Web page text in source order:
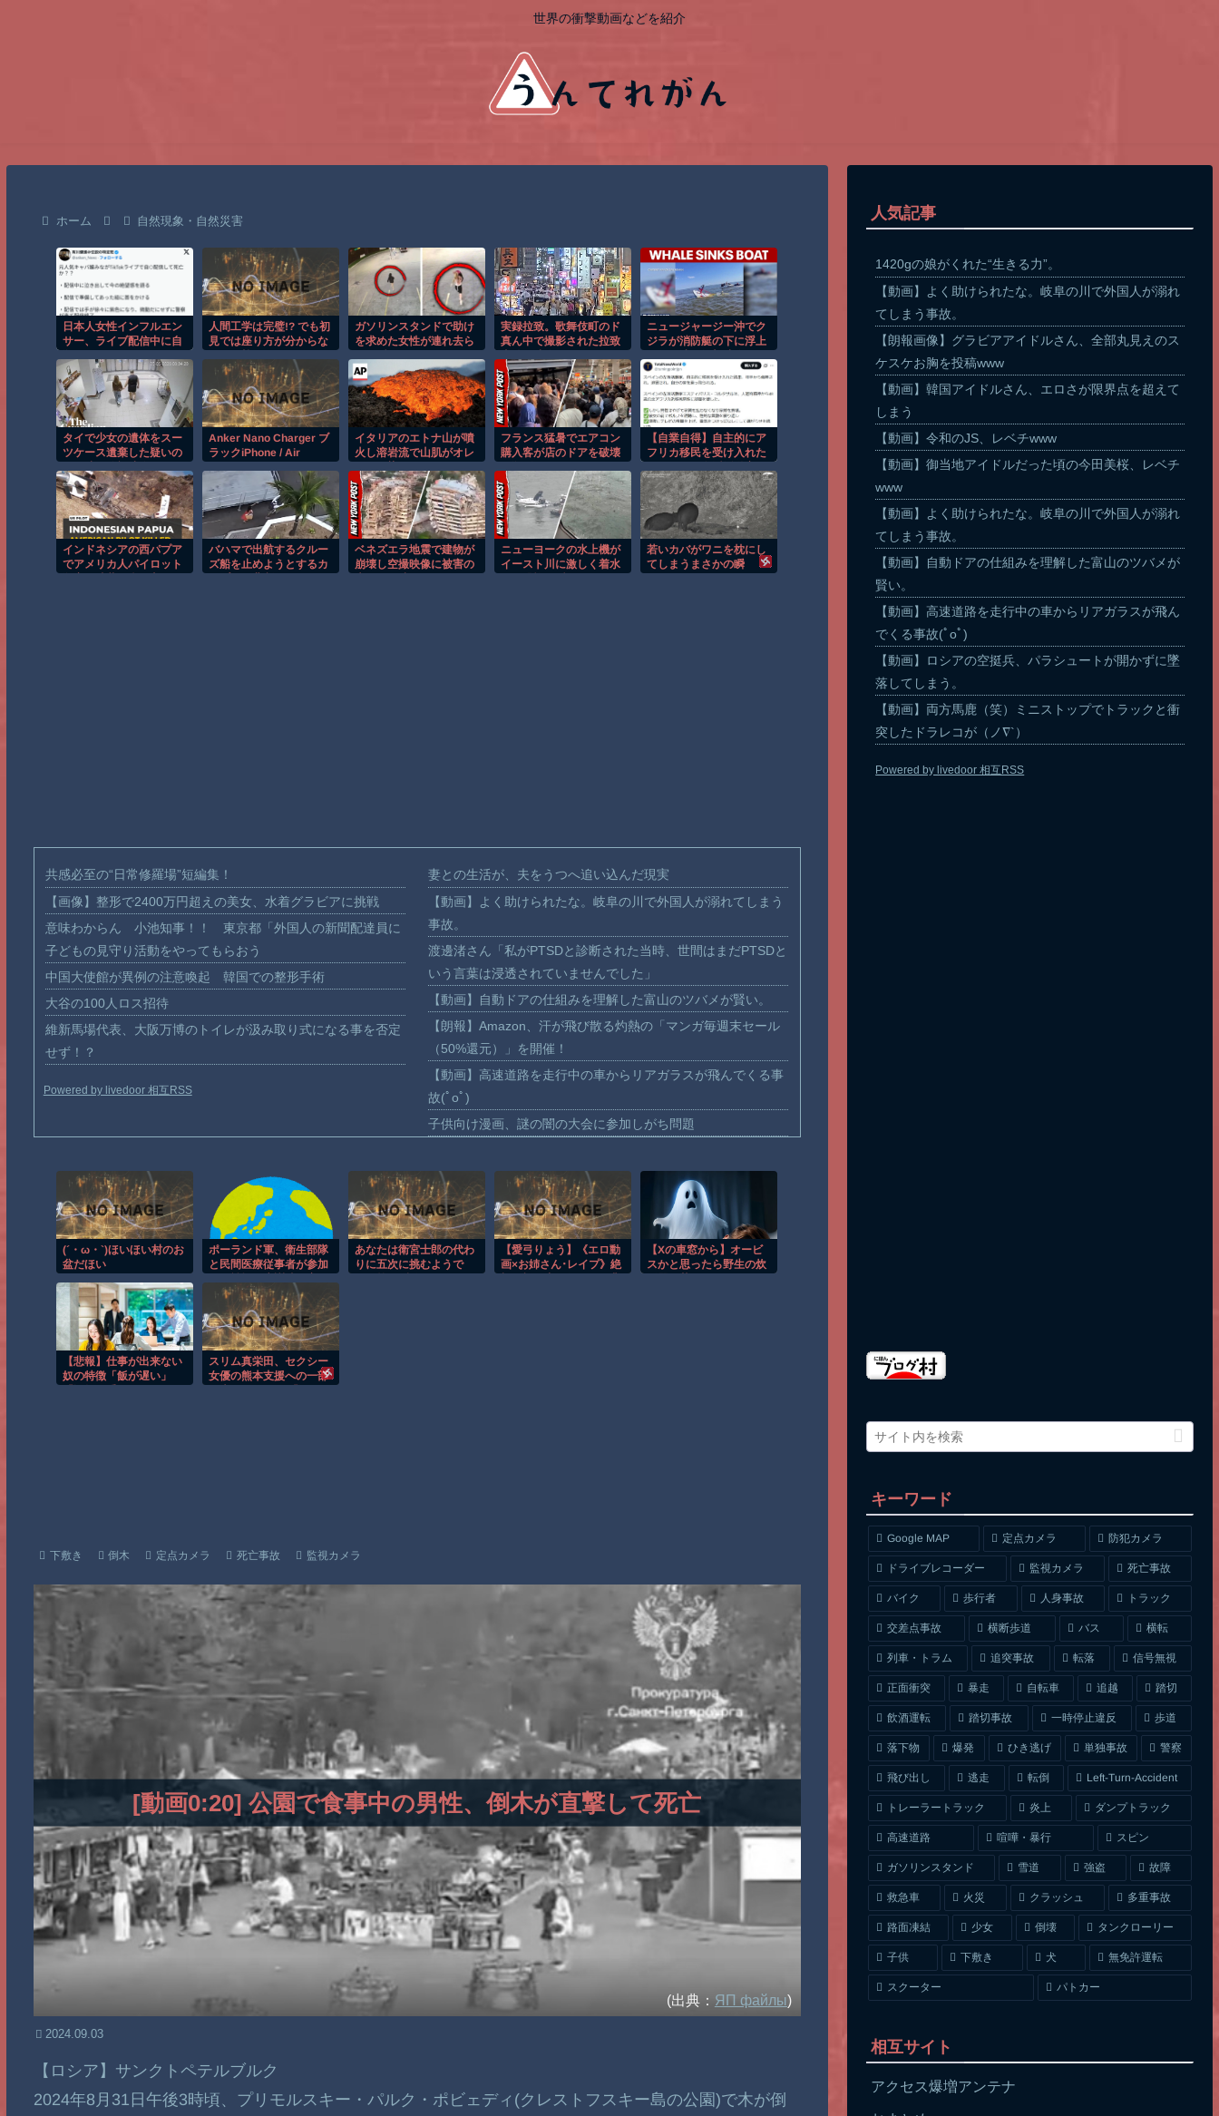
世界の衝撃動画などを紹介
ホーム 自然現象・自然災害
日本人女性インフルエン
サー、ライブ配信中に自
人間工学は完璧!? でも初
見では座り方が分からな
ガソリンスタンドで助け
を求めた女性が連れ去ら
実録拉致。歌舞伎町のド
真ん中で撮影された拉致
ニュージャージー沖でク
ジラが消防艇の下に浮上
タイで少女の遺体をスー
ツケース遺棄した疑いの
Anker Nano Charger ブ
ラックiPhone / Air
iPad Android スマートフ
ォン ノートPC その他機
器対応
イタリアのエトナ山が噴
火し溶岩流で山肌がオレ
フランス猛暑でエアコン
購入客が店のドアを破壊
【自業自得】自主的にア
フリカ移民を受け入れた
末路
インドネシアの西パプア
でアメリカ人パイロット
バハマで出航するクルー
ズ船を止めようとするカ
ベネズエラ地震で建物が
崩壊し空撮映像に被害の
ニューヨークの水上機が
イースト川に激しく着水
若いカバがワニを枕にし
てしまうまさかの瞬
共感必至の“日常修羅場”短編集！
【画像】整形で2400万円超えの美女、水着グラビアに挑戦
意味わからん 小池知事！！ 東京都「外国人の新聞配達員に
子どもの見守り活動をやってもらおう
中国大使館が異例の注意喚起 韓国での整形手術
大谷の100人ロス招待
維新馬場代表、大阪万博のトイレが汲み取り式になる事を否定
せず！？
Powered by livedoor 相互RSS
妻との生活が、夫をうつへ追い込んだ現実
【動画】よく助けられたな。岐阜の川で外国人が溺れてしまう
事故。
渡邊渚さん「私がPTSDと診断された当時、世間はまだPTSDと
いう言葉は浸透されていませんでした」
【動画】自動ドアの仕組みを理解した富山のツバメが賢い。
【朗報】Amazon、汗が飛び散る灼熱の「マンガ毎週末セール
（50%還元）」を開催！
【動画】高速道路を走行中の車からリアガラスが飛んでくる事
故(ﾟoﾟ)
子供向け漫画、謎の闇の大会に参加しがち問題
まう。
【動画】両方馬鹿（笑）ミニストップでトラックと衝突したド
ラレコが（ノ∇`）
【朗報】大人気漫画「GANTZ」がAmazonでなんと全巻100円
ｗｗｗｗｗｗ
(´・ω・`)ほいほい村のお
盆だほい
ポーランド軍、衛生部隊
と民間医療従事者が参加
施！
あなたは衛宮士郎の代わ
りに五次に挑むようで
【愛弓りょう】《エロ動
画×お姉さん･レイプ》絶
【Xの車窓から】オービ
スかと思ったら野生の炊
【悲報】仕事が出来ない
奴の特徴「飯が遅い」
スリム真栄田、セクシー
女優の熊本支援への一部
下敷き 倒木 定点カメラ 死亡事故 監視カメラ
[動画0:20] 公園で食事中の男性、倒木が直撃して死亡
(出典： ЯП файлы)
2024.09.03
【ロシア】サンクトペテルブルク
2024年8月31日午後3時頃、プリモルスキー・パルク・ポビェディ(クレストフスキー島の公園)で木が倒
人気記事
1420gの娘がくれた“生きる力”。
【動画】よく助けられたな。岐阜の川で外国人が溺れ
てしまう事故。
【朗報画像】グラビアアイドルさん、全部丸見えのス
ケスケお胸を投稿www
【動画】韓国アイドルさん、エロさが限界点を超えて
しまう
【動画】令和のJS、レベチwww
【動画】御当地アイドルだった頃の今田美桜、レベチ
www
【動画】よく助けられたな。岐阜の川で外国人が溺れ
てしまう事故。
【動画】自動ドアの仕組みを理解した富山のツバメが
賢い。
【動画】高速道路を走行中の車からリアガラスが飛ん
でくる事故(ﾟoﾟ)
【動画】ロシアの空挺兵、パラシュートが開かずに墜
落してしまう。
【動画】両方馬鹿（笑）ミニストップでトラックと衝
突したドラレコが（ノ∇`）
Powered by livedoor 相互RSS
キーワード
Google MAP 定点カメラ 防犯カメラ
ドライブレコーダー 監視カメラ 死亡事故
バイク 歩行者 人身事故 トラック
交差点事故 横断歩道 バス 横転
列車・トラム 追突事故 転落 信号無視
正面衝突 暴走 自転車 追越 踏切
飲酒運転 踏切事故 一時停止違反 歩道
落下物 爆発 ひき逃げ 単独事故 警察
飛び出し 逃走 転倒 Left-Turn-Accident
トレーラートラック 炎上 ダンプトラック
高速道路 喧嘩・暴行 スピン
ガソリンスタンド 雪道 強盗 故障
救急車 火災 クラッシュ 多重事故
路面凍結 少女 倒壊 タンクローリー
子供 下敷き 犬 無免許運転
スクーター パトカー
相互サイト
アクセス爆増アンテナ